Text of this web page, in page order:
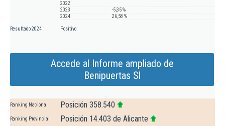
2022
2023
-5,35 %
2024
26,58 %
Resultado 2024 Positivo
Accede al Informe ampliado de
Benipuertas Sl
Ranking Nacional Posición 358.540
Ranking Provincial Posición 14.403 de Alicante